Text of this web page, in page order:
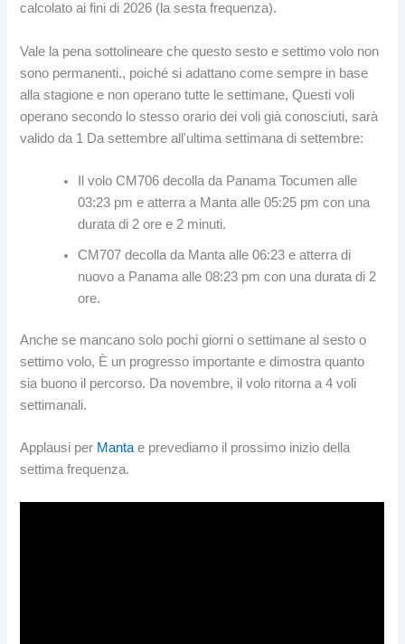
calcolato ai fini di 2026 (la sesta frequenza).
Vale la pena sottolineare che questo sesto e settimo volo non
sono permanenti., poiché si adattano come sempre in base
alla stagione e non operano tutte le settimane, Questi voli
operano secondo lo stesso orario dei voli già conosciuti, sarà
valido da 1 Da settembre all'ultima settimana di settembre:
Il volo CM706 decolla da Panama Tocumen alle
03:23 pm e atterra a Manta alle 05:25 pm con una
durata di 2 ore e 2 minuti.
CM707 decolla da Manta alle 06:23 e atterra di
nuovo a Panama alle 08:23 pm con una durata di 2
ore.
Anche se mancano solo pochi giorni o settimane al sesto o
settimo volo, È un progresso importante e dimostra quanto
sia buono il percorso. Da novembre, il volo ritorna a 4 voli
settimanali.
Applausi per Mantae prevediamo il prossimo inizio della
settima frequenza.